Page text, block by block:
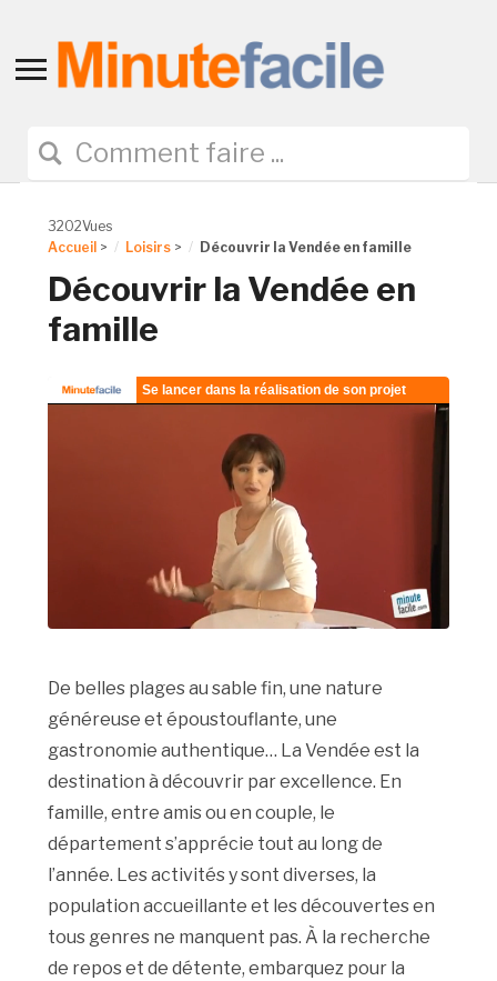
Toggle
navigation
3202Vues
Accueil > Loisirs > Découvrir la Vendée en famille
Découvrir la Vendée en
famille
De belles plages au sable fin, une nature
généreuse et époustouflante, une
gastronomie authentique… La Vendée est la
destination à découvrir par excellence. En
famille, entre amis ou en couple, le
département s’apprécie tout au long de
l’année. Les activités y sont diverses, la
population accueillante et les découvertes en
tous genres ne manquent pas. À la recherche
de repos et de détente, embarquez pour la